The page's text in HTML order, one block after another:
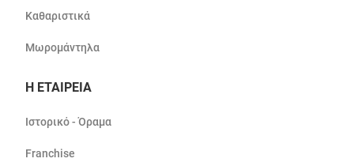
Καθαριστικά
Μωρομάντηλα
Η ΕΤΑΙΡΕΙΑ
Ιστορικό - Όραμα
Franchise